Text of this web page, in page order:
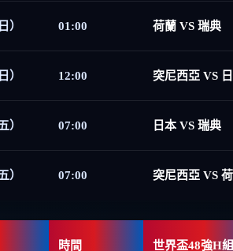
） 01:00 荷蘭 VS 瑞典
） 12:00 突尼西亞 VS
） 07:00 日本 VS 瑞典
） 07:00 突尼西亞 VS
時間 世界盃48強H組